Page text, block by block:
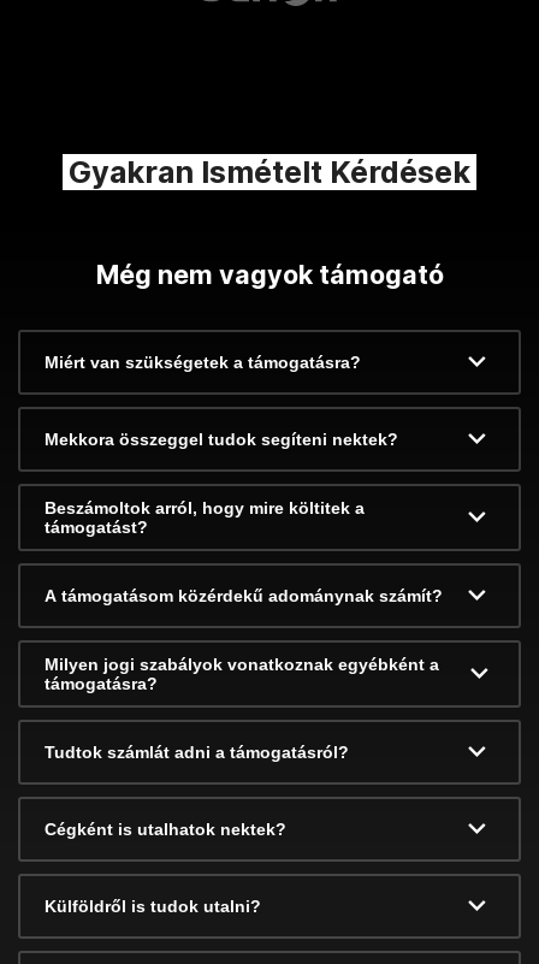
Gyakran Ismételt Kérdések
Még nem vagyok támogató
Miért van szükségetek a támogatásra?
Mekkora összeggel tudok segíteni nektek?
Beszámoltok arról, hogy mire költitek a
támogatást?
A támogatásom közérdekű adománynak számít?
Milyen jogi szabályok vonatkoznak egyébként a
támogatásra?
Tudtok számlát adni a támogatásról?
Cégként is utalhatok nektek?
Külföldről is tudok utalni?